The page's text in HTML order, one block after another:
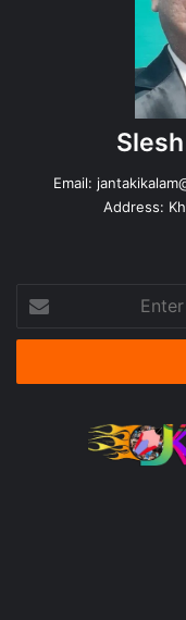
Email:
Address:
your
Email